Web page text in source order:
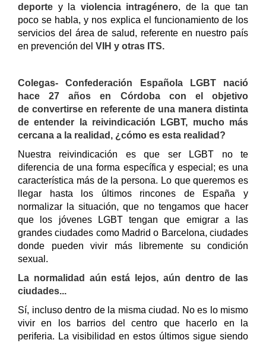
deporte y la violencia intragénero, de la que tan
poco se habla, y nos explica el funcionamiento de los
servicios del área de salud, referente en nuestro país
en prevención del VIH y otras ITS.
Colegas- Confederación Española LGBT
nació
hace 27 años en Córdoba con el objetivo
de convertirse en referente de una manera distinta
de entender la reivindicación LGBT, mucho más
cercana a la realidad, ¿cómo es esta realidad?
Nuestra reivindicación es que ser LGBT no te
diferencia de una forma específica y especial; es una
característica más de la persona. Lo que queremos es
llegar hasta los últimos rincones de España y
normalizar la situación, que no tengamos que hacer
que los jóvenes LGBT tengan que emigrar a las
grandes ciudades como Madrid o Barcelona, ciudades
donde pueden vivir más libremente su condición
sexual.
La normalidad aún está lejos, aún dentro de las
ciudades...
Sí, incluso dentro de la misma ciudad. No es lo mismo
vivir en los barrios del centro que hacerlo en la
periferia. La visibilidad en estos últimos sigue siendo